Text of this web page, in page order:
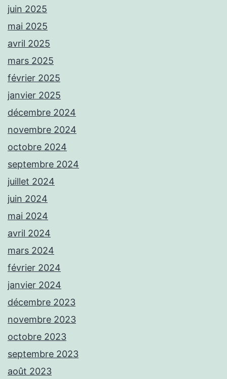
juin 2025
mai 2025
avril 2025
mars 2025
février 2025
janvier 2025
décembre 2024
novembre 2024
octobre 2024
septembre 2024
juillet 2024
juin 2024
mai 2024
avril 2024
mars 2024
février 2024
janvier 2024
décembre 2023
novembre 2023
octobre 2023
septembre 2023
août 2023